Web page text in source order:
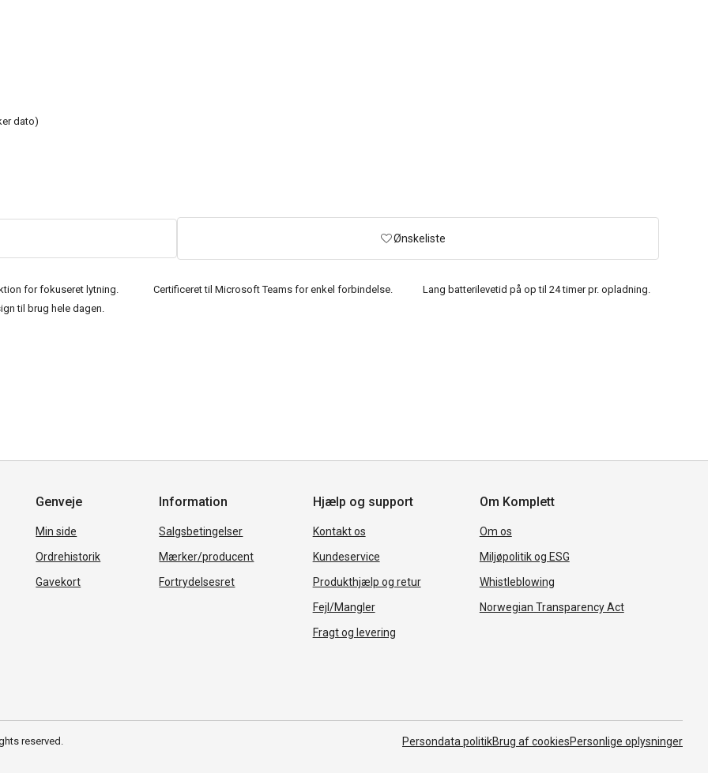
for fokuseret lytning. Certificeret til Microsoft Teams for enkel forbindelse.
Lang batterilevetid på op til 24 timer pr. opladning.
til brug hele dagen.
dato)
Ønskeliste
Genveje
Min side
Ordrehistorik
Gavekort
Information
Salgsbetingelser
Mærker/producent
Fortrydelsesret
Hjælp og support
Kontakt os
Kundeservice
Produkthjælp og retur
Fejl/Mangler
Fragt og levering
Om Komplett
Om os
Miljøpolitik og ESG
Whistleblowing
Norwegian Transparency Act
reserved. Persondata politikBrug af cookiesPersonlige oplysninger